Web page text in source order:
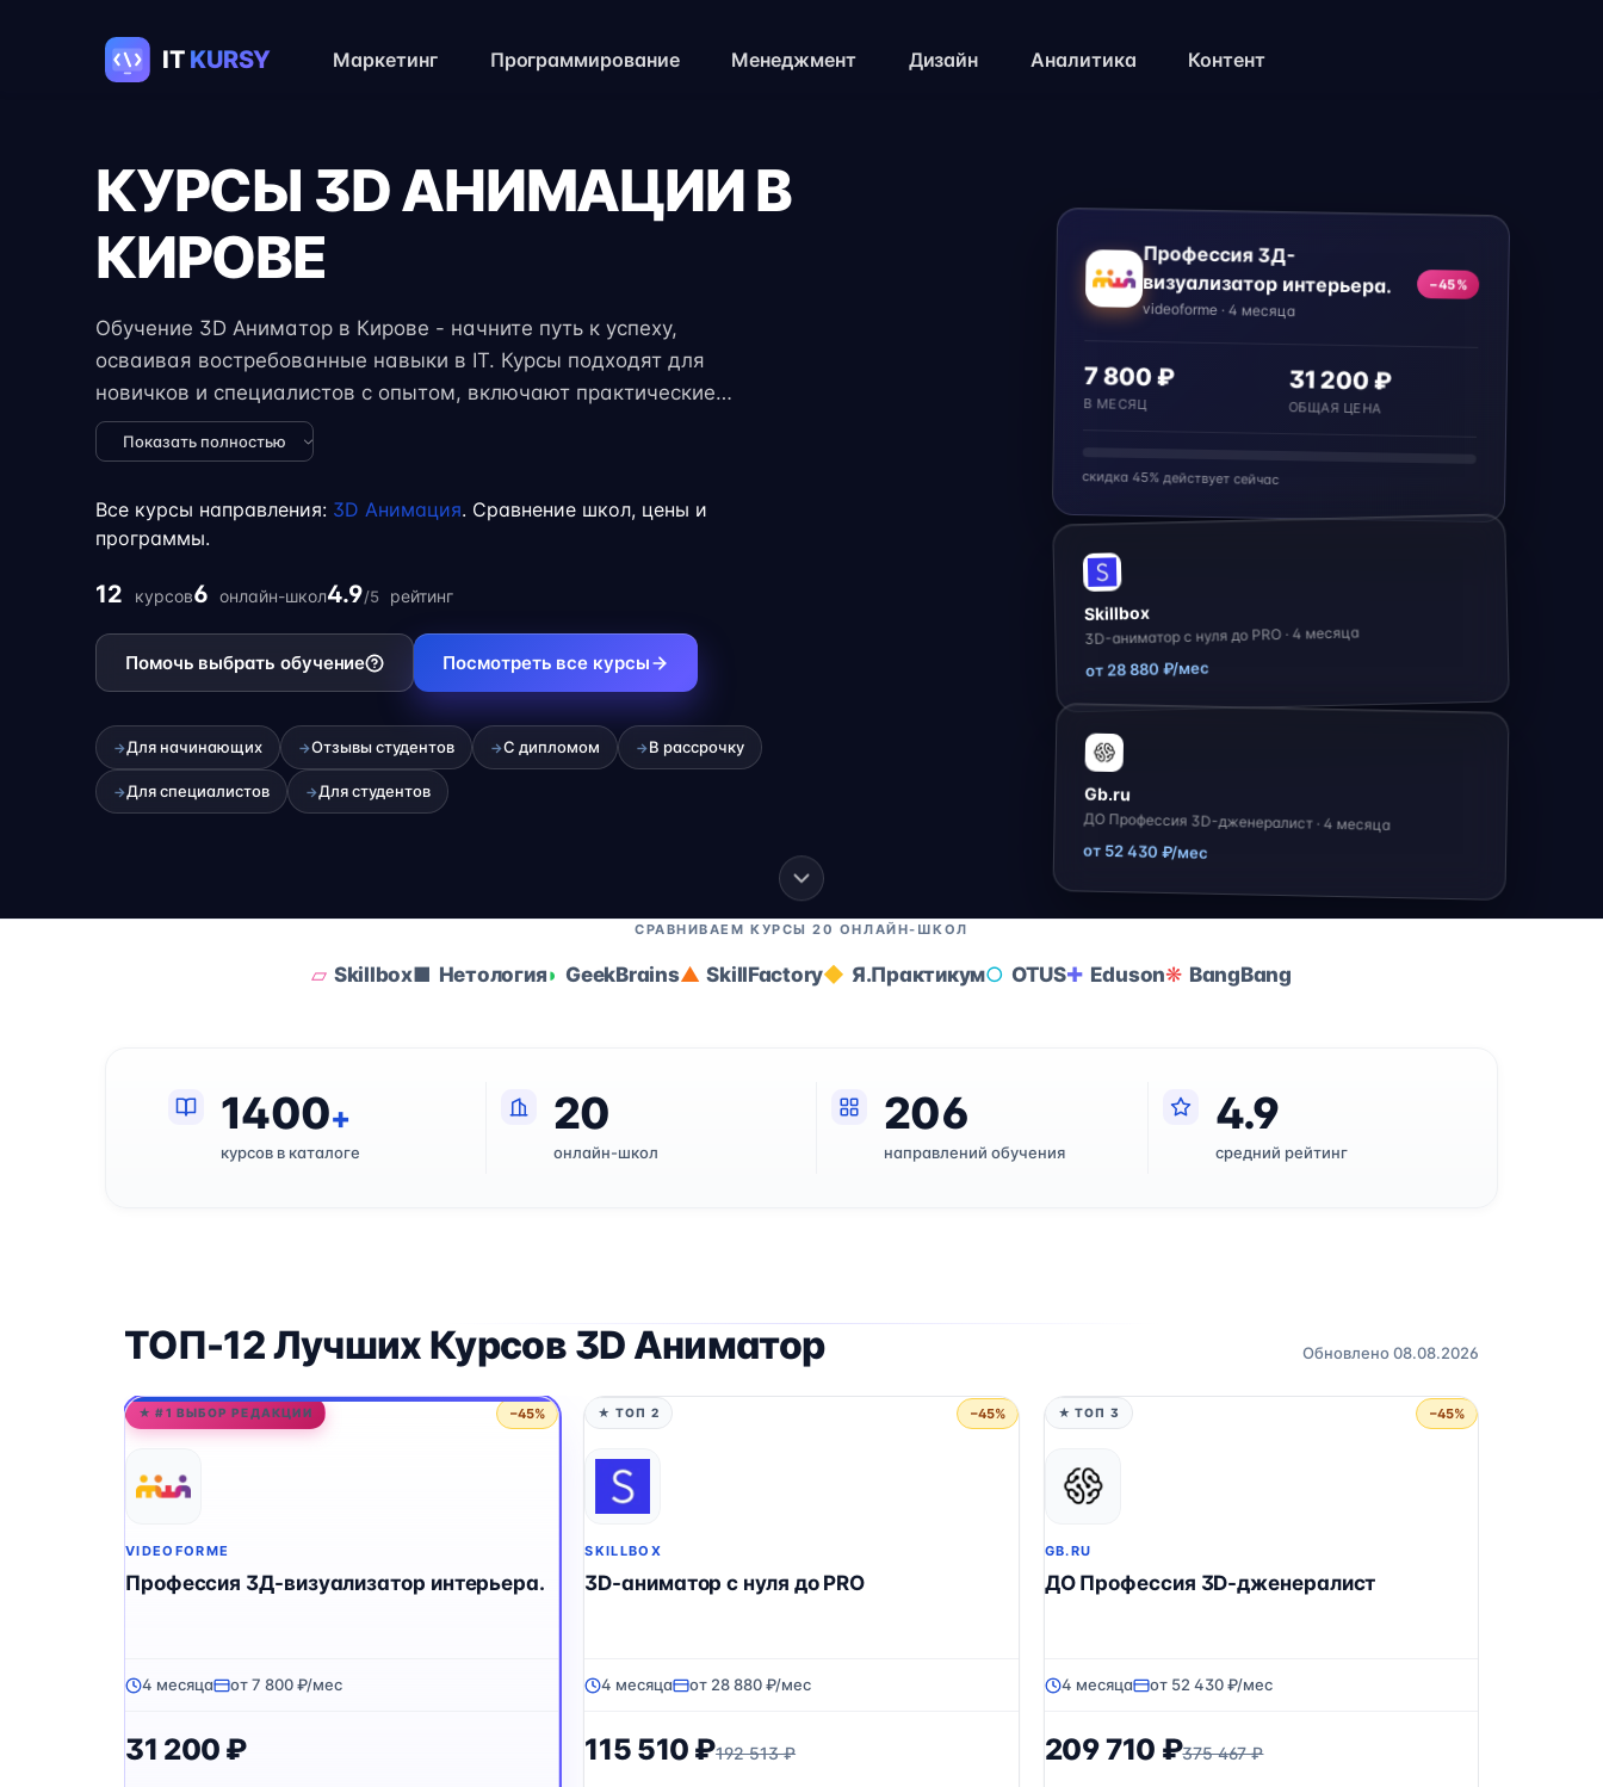
Маркетинг Программирование Менеджмент Дизайн Аналитика Контент
КУРСЫ 3D АНИМАЦИИ В
КИРОВЕ
Обучение 3D Аниматор в Кирове - начните путь к успеху,
осваивая востребованные навыки в IT. Курсы подходят для
новичков и специалистов с опытом, включают практические
задания, реальные проекты и консультации экспертов. Гибкий
формат занятий позволяет совмещать обучение с работой,
Показать полностью
Все курсы направления: 3D Анимация. Сравнение школ, цены и
программы.
12 курсов6 онлайн-школ4.9/5 рейтинг
Помочь выбрать обучение Посмотреть все курсы
→Для начинающих →Отзывы студентов →С дипломом →В рассрочку
→Для специалистов →Для студентов
Профессия 3Д-
визуализатор интерьера.
videoforme · 4 месяца
−45%
7 800 ₽
В МЕСЯЦ
31 200 ₽
ОБЩАЯ ЦЕНА
скидка 45% действует сейчас
Skillbox
3D-аниматор с нуля до PRO · 4 месяца
от 28 880 ₽/мес
Gb.ru
ДО Профессия 3D-дженералист · 4 месяца
от 52 430 ₽/мес
СРАВНИВАЕМ КУРСЫ 20 ОНЛАЙН-ШКОЛ
Skillbox Нетология GeekBrains SkillFactory Я.Практикум OTUS Eduson BangBang
1400+
курсов в каталоге
20
онлайн-школ
206
направлений обучения
4.9
средний рейтинг
ТОП-12 Лучших Курсов 3D Аниматор Обновлено 08.08.2026
★ #1 ВЫБОР РЕДАКЦИИ −45%
VIDEOFORME
Профессия 3Д-визуализатор интерьера.
4 месяца от 7 800 ₽/мес
31 200 ₽
★ ТОП 2 −45%
SKILLBOX
3D-аниматор с нуля до PRO
4 месяца от 28 880 ₽/мес
115 510 ₽192 513 ₽
★ ТОП 3 −45%
GB.RU
ДО Профессия 3D-дженералист
4 месяца от 52 430 ₽/мес
209 710 ₽375 467 ₽